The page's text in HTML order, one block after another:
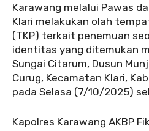
Karawang melalui Pawas
Klari melakukan olah
(TKP) terkait penemuan
identitas yang ditemukan
Sungai Citarum, Dusun
Curug, Kecamatan Klari,
pada Selasa (7/10/2025)
Kapolres Karawang AKBP